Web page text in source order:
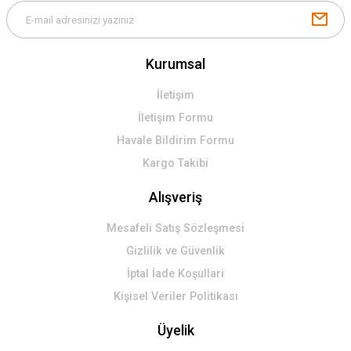
Kurumsal
İletişim
İletişim Formu
Havale Bildirim Formu
Kargo Takibi
Alışveriş
Mesafeli Satış Sözleşmesi
Gizlilik ve Güvenlik
İptal İade Koşullari
Kişisel Veriler Politikası
Üyelik